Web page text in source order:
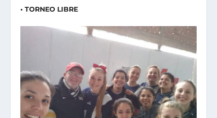
• TORNEO LIBRE